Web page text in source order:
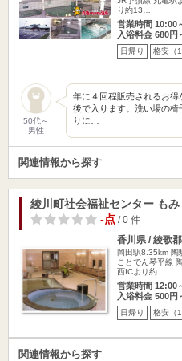
り約13…
営業時間 10:00
入浴料金 680円
日帰り 格安（
50代～
男性
年に４回程販売されるお
後で入ります。洗い場の
りに…
関連情報から探す
綾川町社会福祉センター もみ
-点/ 0 件
香川県 / 綾歌
岡田駅8.35km 陶
ことでん琴平線
西ICより約…
営業時間 12:00
入浴料金 500円
日帰り 格安（
関連情報から探す